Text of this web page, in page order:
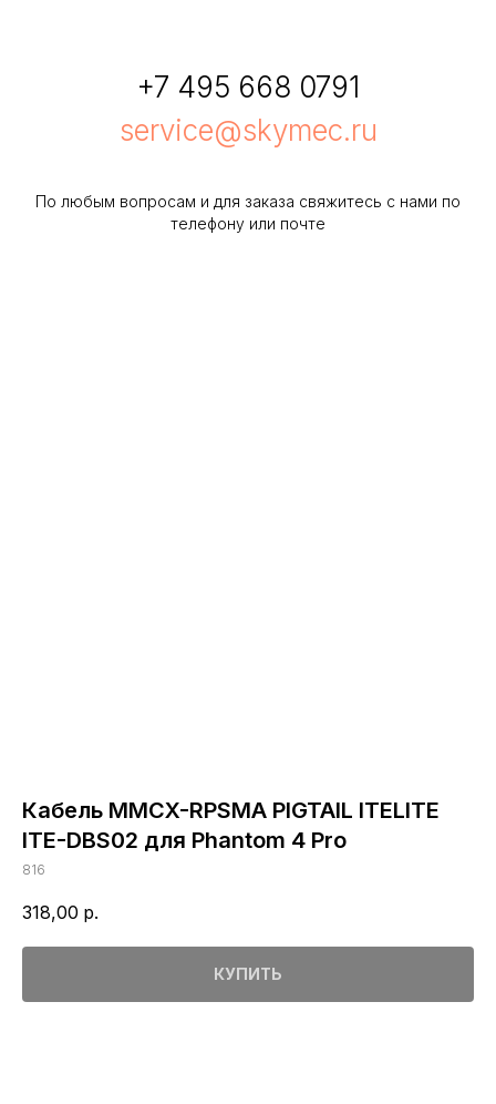
+7 495 668 0791
service@skymec.ru
По любым вопросам и для заказа свяжитесь с нами по
телефону или почте
Кабель MMCX-RPSMA PIGTAIL ITELITE
ITE-DBS02 для Phantom 4 Pro
816
318,00 р.
КУПИТЬ